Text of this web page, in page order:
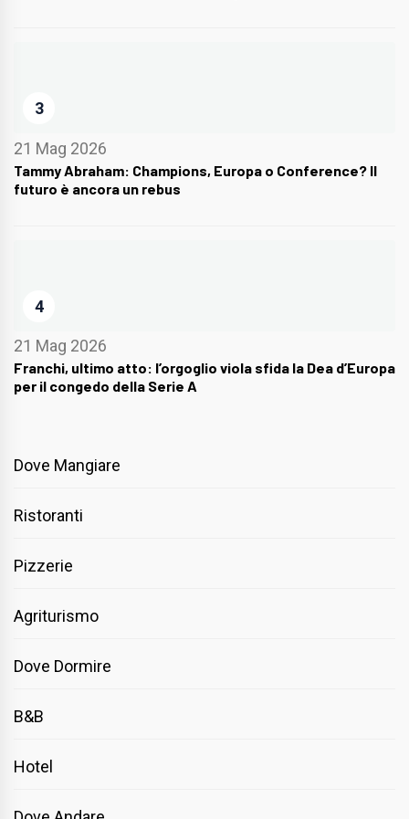
3
21 Mag 2026
Tammy Abraham: Champions, Europa o Conference? Il
futuro è ancora un rebus
4
21 Mag 2026
Franchi, ultimo atto: l’orgoglio viola sfida la Dea d’Europa
per il congedo della Serie A
Dove Mangiare
Ristoranti
Pizzerie
Agriturismo
Dove Dormire
B&B
Hotel